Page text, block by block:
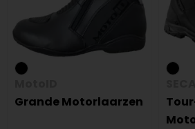
Grande Motorlaarzen